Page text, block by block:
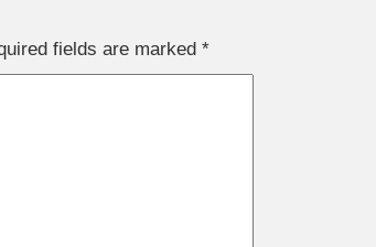
fields are marked *